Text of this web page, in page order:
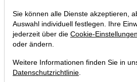
Sie können alle Dienste akzeptieren,
Auswahl individuell festlegen. Ihre
jederzeit über die Cookie-Einstellungen
oder ändern.
Weitere Informationen finden Sie in
Datenschutzrichtlinie.